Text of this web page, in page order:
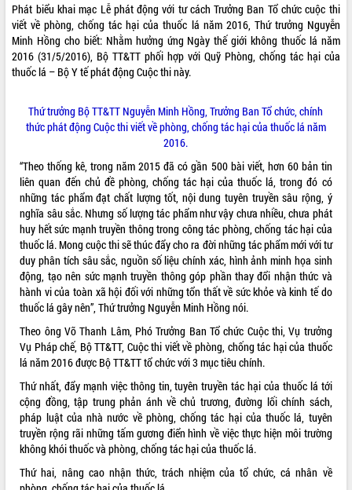
THÔNG TIN CHỈ ĐẠO ĐIỀU HÀNH
HỆ THỐNG VĂN BẢN
ĐIỂM TIN VĂN BẢN
VIDEO
Phát biểu khai mạc Lễ phát động với tư cách Trưởng Ban Tổ chức cuộc thi
viết về phòng, chống tác hại của thuốc lá năm 2016, Thứ trưởng Nguyễn
Minh Hồng cho biết: Nhằm hưởng ứng Ngày thế giới không thuốc lá năm
2016 (31/5/2016), Bộ TT&TT phối hợp với Quỹ Phòng, chống tác hại của
thuốc lá – Bộ Y tế phát động Cuộc thi này.
Thứ trưởng Bộ TT&TT Nguyễn Minh Hồng, Trưởng Ban Tổ chức, chính
thức phát động Cuộc thi viết về phòng, chống tác hại của thuốc lá năm
2016.
“Theo thống kê, trong năm 2015 đã có gần 500 bài viết, hơn 60 bản tin
liên quan đến chủ đề phòng, chống tác hại của thuốc lá, trong đó có
những tác phẩm đạt chất lượng tốt, nội dung tuyên truyền sâu rộng, ý
nghĩa sâu sắc. Nhưng số lượng tác phẩm như vậy chưa nhiều, chưa phát
huy hết sức mạnh truyền thông trong công tác phòng, chống tác hại của
thuốc lá. Mong cuộc thi sẽ thúc đẩy cho ra đời những tác phẩm mới với tư
duy phân tích sâu sắc, nguồn số liệu chính xác, hình ảnh minh họa sinh
động, tạo nên sức mạnh truyền thông góp phần thay đổi nhận thức và
hành vi của toàn xã hội đối với những tổn thất về sức khỏe và kinh tế do
thuốc lá gây nên”, Thứ trưởng Nguyễn Minh Hồng nói.
Theo ông Võ Thanh Lâm, Phó Trưởng Ban Tổ chức Cuộc thi, Vụ trưởng
Vụ Pháp chế, Bộ TT&TT, Cuộc thi viết về phòng, chống tác hại của thuốc
lá năm 2016 được Bộ TT&TT tổ chức với 3 mục tiêu chính.
Thứ nhất, đẩy mạnh việc thông tin, tuyên truyền tác hại của thuốc lá tới
cộng đồng, tập trung phản ánh về chủ trương, đường lối chính sách,
pháp luật của nhà nước về phòng, chống tác hại của thuốc lá, tuyên
truyền rộng rãi những tấm gương điển hình về việc thực hiện môi trường
không khói thuốc và phòng, chống tác hại của thuốc lá.
Thứ hai, nâng cao nhận thức, trách nhiệm của tổ chức, cá nhân về